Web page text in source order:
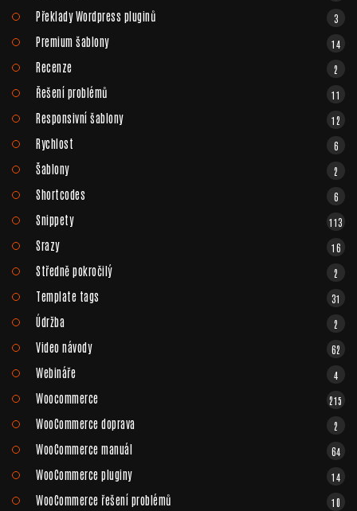
Překlady Wordpress pluginů 3
Premium šablony 14
Recenze 2
Řešení problémů 11
Responsivní šablony 12
Rychlost 6
Šablony 2
Shortcodes 6
Snippety 113
Srazy 16
Středně pokročilý 2
Template tags 31
Údržba 2
Video návody 62
Webináře 4
Woocommerce 215
WooCommerce doprava 2
WooCommerce manuál 64
WooCommerce pluginy 14
WooCommerce řešení problémů 10